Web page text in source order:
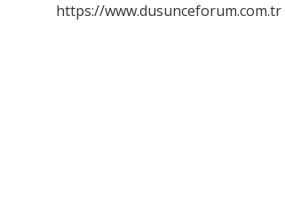
https://www.dusunceforum.com.tr